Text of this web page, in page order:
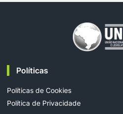
Políticas
Políticas de Cookies
Política de Privacidade